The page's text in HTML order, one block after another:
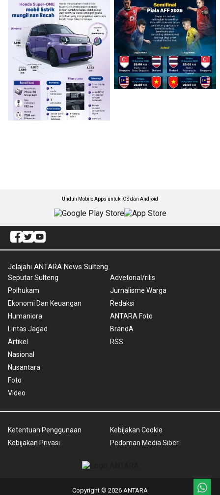
Unduh Mobile Apps untuk iOS dan Android
Jelajahi ANTARA News Sulteng
Seputar Sulteng
Polhukam
Ekonomi Dan Keuangan
Humaniora
Lintas Jagad
Artikel
Nasional
Nusantara
Foto
Video
Advetorial/rilis
Jurnalisme Warga
Redaksi
ANTARA Foto
BrandA
RSS
Ketentuan Penggunaan
Kebijakan Privasi
Kebijakan Cookie
Pedoman Media Siber
Copyright © 2026 ANTARA